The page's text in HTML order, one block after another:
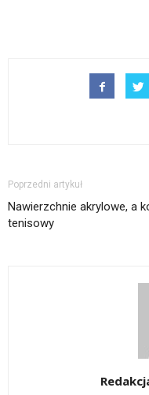
Poprzedni artykuł
Nawierzchnie akrylowe, a
tenisowy